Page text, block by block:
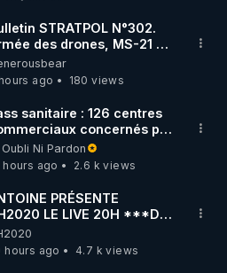
Morse dans sa nouvelle
830 Kuvings  avec le
sur toute la boutique
14-kuvings
application de
STRATPOL N°302.
des drones, MS-21 en
missiles coréens.
ago
180 views
sanitaire : 126 centres
concernés par
dans toute la
Ni Pardon
hours ago
2.6 k views
PRÉSENTE
LE LIVE 20H ***DU
08/2026***
hours ago
4.7 k views